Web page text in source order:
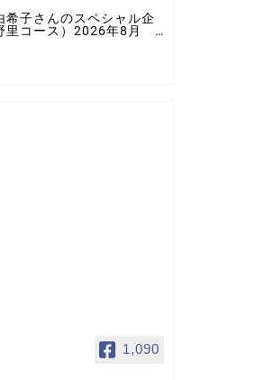
希子さんのスペシャル企
里コース）2026年8月 ♯
1,090